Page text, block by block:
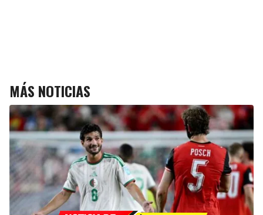
MÁS NOTICIAS